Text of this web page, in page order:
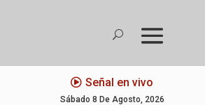
Señal en vivo
Sábado 8 De Agosto, 2026